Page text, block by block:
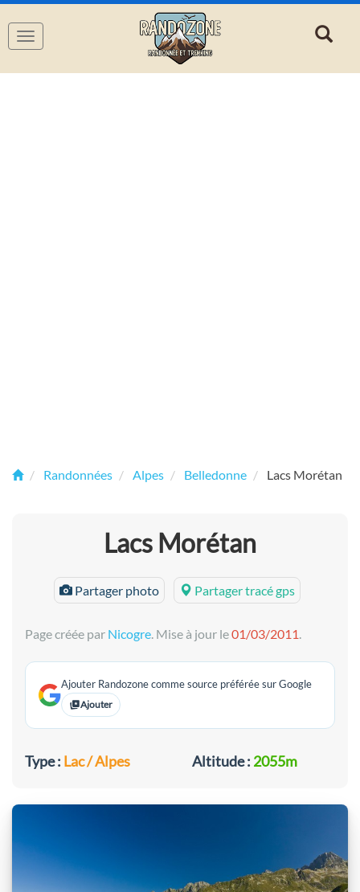
Navigation
Randonnées Alpes Belledonne Lacs Morétan
Lacs Morétan
Partager photo Partager tracé gps
Page créée par Nicogre. Mise à jour le01/03/2011.
Ajouter Randozone comme source préférée sur Google
Ajouter
Type : Lac / Alpes Altitude : 2055m